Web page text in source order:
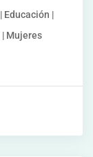
Educación |
Mujeres